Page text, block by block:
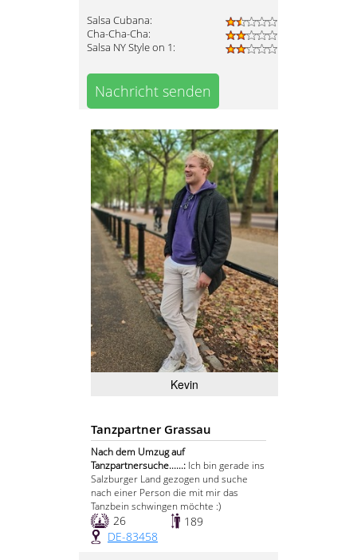
Salsa Cubana:
Cha-Cha-Cha:
Salsa NY Style on 1:
Nachricht senden
Kevin
Tanzpartner Grassau
Nach dem Umzug auf
Tanzpartnersuche......: Ich bin gerade ins
Salzburger Land gezogen und suche
nach einer Person die mit mir das
Tanzbein schwingen möchte :)
26
189
DE-83458